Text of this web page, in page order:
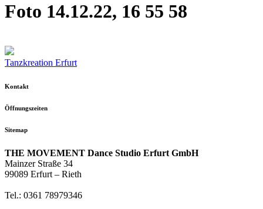
Foto 14.12.22, 16 55 58
Tanzkreation Erfurt
Kontakt
Öffnungszeiten
Sitemap
THE MOVEMENT Dance Studio Erfurt GmbH
Mainzer Straße 34
99089 Erfurt – Rieth
Tel.: 0361 78979346